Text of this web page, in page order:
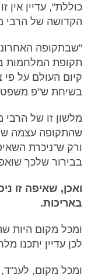
כוללת", עדיין
הקדושה של הרבי
"שבתקופה
תקופת המלחמות
קיום העולם על פי
בשיחת ש"פ
מלשון זו של
שהתקופה עצמה
ורק ש"ניכרת
בבירור שלכך
ואכן, שאיפה זו
באריכות.
ומכל מקום היות
לכן עדיין יתכנו
ומכל מקום,